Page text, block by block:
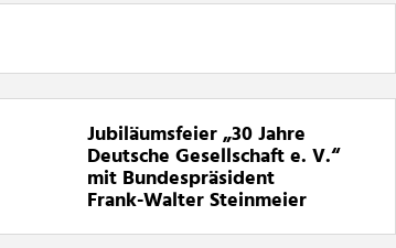
Jubiläumsfeier „30 Jahre
Deutsche Gesellschaft e. V.“
mit Bundespräsident
Frank-Walter Steinmeier